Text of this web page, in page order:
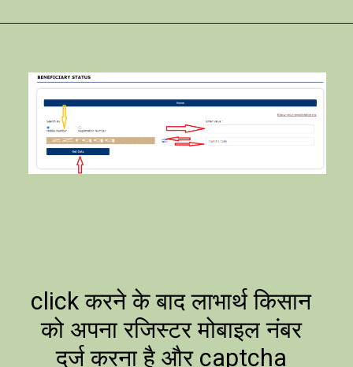
click करने के बाद लाभार्थ किसान
को अपना रजिस्टर मोबाइल नंबर
दर्ज करना है और captcha